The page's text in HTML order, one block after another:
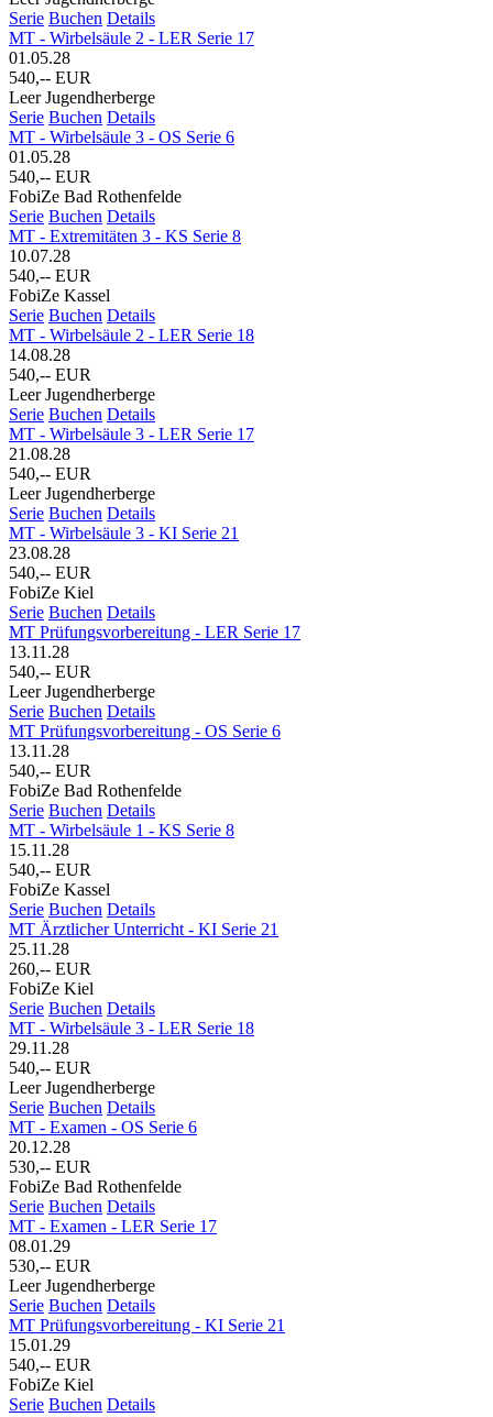
Serie Buchen Details
MT - Wirbelsäule 2 - LER Serie 17
01.05.28
540,-- EUR
Leer Jugendherberge
Serie Buchen Details
MT - Wirbelsäule 3 - OS Serie 6
01.05.28
540,-- EUR
FobiZe Bad Rothenfelde
Serie Buchen Details
MT - Extremitäten 3 - KS Serie 8
10.07.28
540,-- EUR
FobiZe Kassel
Serie Buchen Details
MT - Wirbelsäule 2 - LER Serie 18
14.08.28
540,-- EUR
Leer Jugendherberge
Serie Buchen Details
MT - Wirbelsäule 3 - LER Serie 17
21.08.28
540,-- EUR
Leer Jugendherberge
Serie Buchen Details
MT - Wirbelsäule 3 - KI Serie 21
23.08.28
540,-- EUR
FobiZe Kiel
Serie Buchen Details
MT Prüfungsvorbereitung - LER Serie 17
13.11.28
540,-- EUR
Leer Jugendherberge
Serie Buchen Details
MT Prüfungsvorbereitung - OS Serie 6
13.11.28
540,-- EUR
FobiZe Bad Rothenfelde
Serie Buchen Details
MT - Wirbelsäule 1 - KS Serie 8
15.11.28
540,-- EUR
FobiZe Kassel
Serie Buchen Details
MT Ärztlicher Unterricht - KI Serie 21
25.11.28
260,-- EUR
FobiZe Kiel
Serie Buchen Details
MT - Wirbelsäule 3 - LER Serie 18
29.11.28
540,-- EUR
Leer Jugendherberge
Serie Buchen Details
MT - Examen - OS Serie 6
20.12.28
530,-- EUR
FobiZe Bad Rothenfelde
Serie Buchen Details
MT - Examen - LER Serie 17
08.01.29
530,-- EUR
Leer Jugendherberge
Serie Buchen Details
MT Prüfungsvorbereitung - KI Serie 21
15.01.29
540,-- EUR
FobiZe Kiel
Serie Buchen Details